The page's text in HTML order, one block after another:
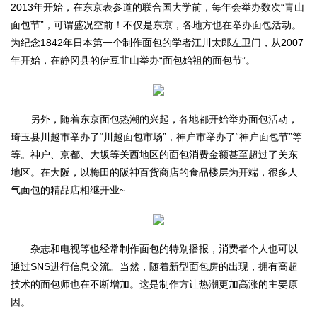
2013年开始，在东京表参道的联合国大学前，每年会举办数次“青山
面包节”，可谓盛况空前！不仅是东京，各地方也在举办面包活动。
为纪念1842年日本第一个制作面包的学者江川太郎左卫门，从2007
年开始，在静冈县的伊豆韭山举办“面包始祖的面包节”。
另外，随着东京面包热潮的兴起，各地都开始举办面包活动，
琦玉县川越市举办了“川越面包市场”，神户市举办了“神户面包节”等
等。神户、京都、大坂等关西地区的面包消费金额甚至超过了关东
地区。在大阪，以梅田的阪神百货商店的食品楼层为开端，很多人
气面包的精品店相继开业~
杂志和电视等也经常制作面包的特别播报，消费者个人也可以
通过SNS进行信息交流。当然，随着新型面包房的出现，拥有高超
技术的面包师也在不断增加。这是制作方让热潮更加高涨的主要原
因。